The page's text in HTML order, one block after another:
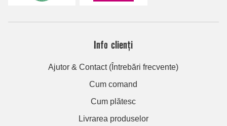
Info clienți
Ajutor & Contact (Întrebări frecvente)
Cum comand
Cum plătesc
Livrarea produselor